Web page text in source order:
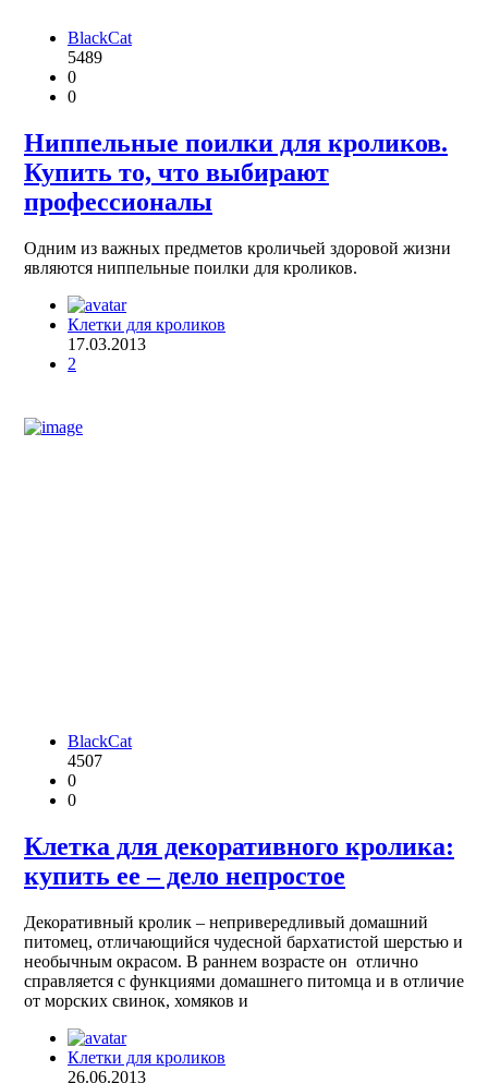
BlackCat
5489
0
0
Ниппельные поилки для кроликов.
Купить то, что выбирают
профессионалы
Одним из важных предметов кроличьей здоровой жизни
являются ниппельные поилки для кроликов.
Клетки для кроликов
17.03.2013
2
BlackCat
4507
0
0
Клетка для декоративного кролика:
купить ее – дело непростое
Декоративный кролик – непривередливый домашний
питомец, отличающийся чудесной бархатистой шерстью и
необычным окрасом. В раннем возрасте он отлично
справляется с функциями домашнего питомца и в отличие
от морских свинок, хомяков и
Клетки для кроликов
26.06.2013